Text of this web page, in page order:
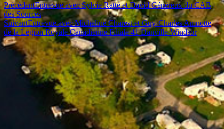
PrécédentEntrevue avec Sylvie Ratté et David Généreux du CAB
des Sources
SuivantEntrevue avec Micheline Charest et Guy-Charles Amnotte
de la Légion Royale Canadienne Filiale 41 Danville-Windsor